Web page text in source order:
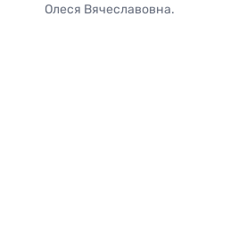
Олеся Вячеславовна.